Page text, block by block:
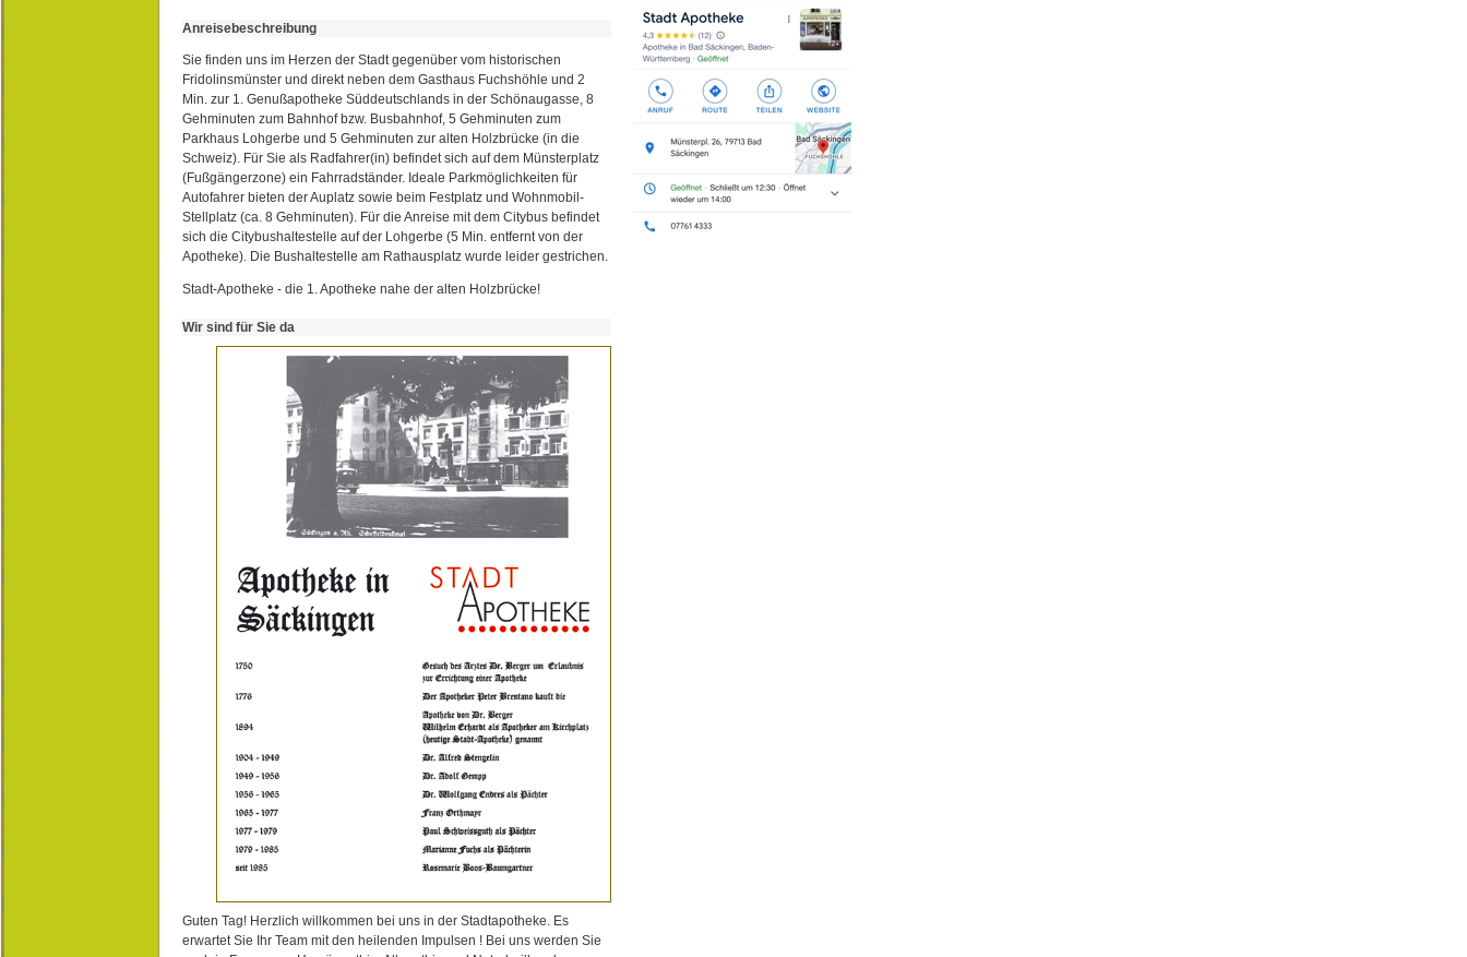
Anreisebeschreibung
Sie finden uns im Herzen der Stadt gegenüber vom historischen
Fridolinsmünster und direkt neben dem Gasthaus Fuchshöhle und 2
Min. zur 1. Genußapotheke Süddeutschlands in der Schönaugasse, 8
Gehminuten zum Bahnhof bzw. Busbahnhof, 5 Gehminuten zum
Parkhaus Lohgerbe und 5 Gehminuten zur alten Holzbrücke (in die
Schweiz). Für Sie als Radfahrer(in) befindet sich auf dem Münsterplatz
(Fußgängerzone) ein Fahrradständer. Ideale Parkmöglichkeiten für
Autofahrer bieten der Auplatz sowie beim Festplatz und Wohnmobil-
Stellplatz (ca. 8 Gehminuten). Für die Anreise mit dem Citybus befindet
sich die Citybushaltestelle auf der Lohgerbe (5 Min. entfernt von der
Apotheke). Die Bushaltestelle am Rathausplatz wurde leider gestrichen.
Stadt-Apotheke - die 1. Apotheke nahe der alten Holzbrücke!
Wir sind für Sie da
Guten Tag! Herzlich willkommen bei uns in der Stadtapotheke. Es
erwartet Sie Ihr Team mit den heilenden Impulsen ! Bei uns werden Sie